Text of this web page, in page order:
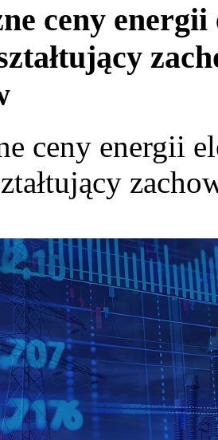
ceny
ceny energii